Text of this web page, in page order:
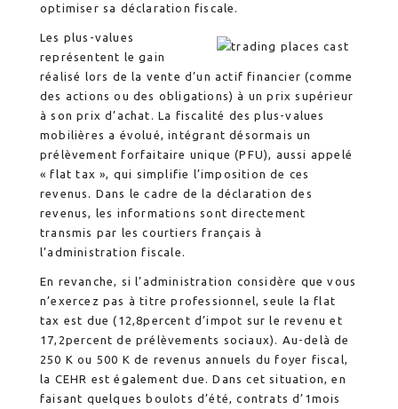
optimiser sa déclaration fiscale.
Les plus-values
représentent le gain
réalisé lors de la vente d’un actif financier (comme
des actions ou des obligations) à un prix supérieur
à son prix d’achat. La fiscalité des plus-values
mobilières a évolué, intégrant désormais un
prélèvement forfaitaire unique (PFU), aussi appelé
« flat tax », qui simplifie l’imposition de ces
revenus. Dans le cadre de la déclaration des
revenus, les informations sont directement
transmis par les courtiers français à
l’administration fiscale.
En revanche, si l’administration considère que vous
n’exercez pas à titre professionnel, seule la flat
tax est due (12,8percent d’impot sur le revenu et
17,2percent de prélèvements sociaux). Au-delà de
250 K ou 500 K de revenus annuels du foyer fiscal,
la CEHR est également due. Dans cet situation, en
faisant quelques boulots d’été, contrats d’1mois